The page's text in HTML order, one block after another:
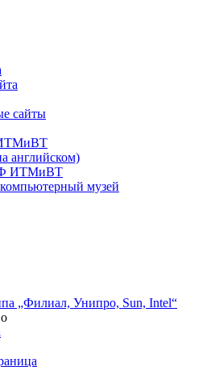
сайты
английском)
ИТМиВТ
музей
„Филиал, Унипро, Sun, Intel“